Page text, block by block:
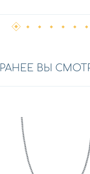
РАНЕЕ ВЫ